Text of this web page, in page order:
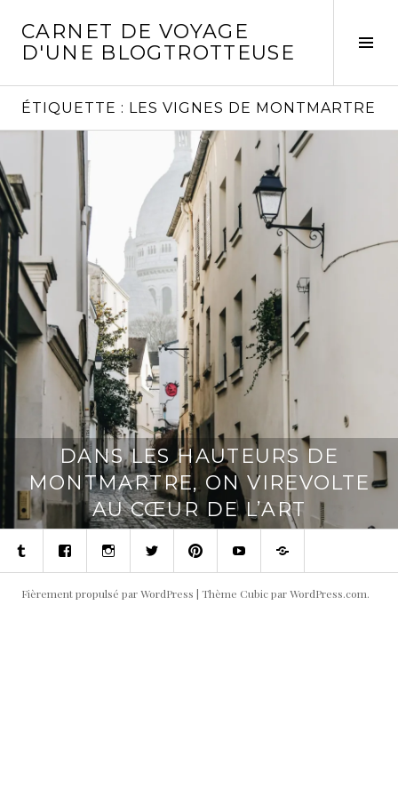
contenu
CARNET DE VOYAGE
D'UNE BLOGTROTTEUSE
ÉTIQUETTE : LES VIGNES DE MONTMARTRE
DANS LES HAUTEURS DE
MONTMARTRE, ON VIREVOLTE
AU CŒUR DE L’ART
TumblrFacebookInstagramTwitterPinterestYoutubeContact
Fièrement propulsé par WordPress | Thème Cubic parWordPress.com.